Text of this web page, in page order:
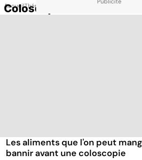
AccueilThématiques
Coloscopie
Les aliments que l'on peut
bannir avant une coloscopie